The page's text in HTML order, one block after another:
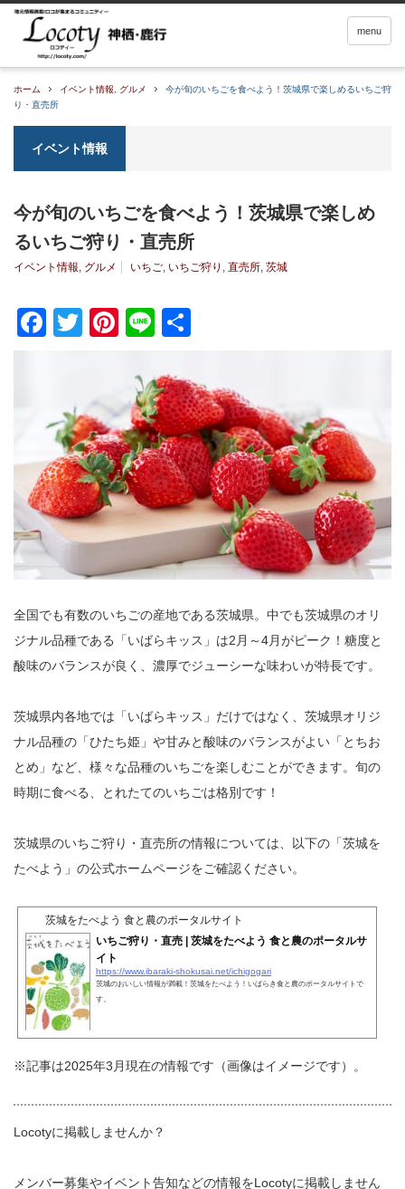
menu
ホーム イベント情報 グルメ
今が旬のいちごを食べよう！茨城県で楽しめるいちご狩
り・直売所
イベント情報
今が旬のいちごを食べよう！茨城県で楽しめ
るいちご狩り・直売所
イベント情報, グルメ いちご, いちご狩り , 直売所, 茨城
Facebook
TwitterPinterest
Line
全国でも有数のいちごの産地である茨城県。中でも茨城県のオリ
ジナル品種である「いばらキッス」は2月～4月がピーク！糖度と
酸味のバランスが良く、濃厚でジューシーな味わいが特長です。
茨城県内各地では「いばらキッス」だけではなく、茨城県オリジ
ナル品種の「ひたち姫」や甘みと酸味のバランスがよい「とちお
とめ」など、様々な品種のいちごを楽しむことができます。旬の
時期に食べる、とれたてのいちごは格別です！
茨城県のいちご狩り・直売所の情報については、以下の「茨城を
たべよう」の公式ホームページをご確認ください。
茨城をたべよう 食と農のポータルサイト
いちご狩り・直売 | 茨城をたべよう 食と農のポータルサ
イト
https://www.ibaraki-shokusai.net/ichigogari
茨城のおいしい情報が満載！茨城をたべよう！いばらき食と農のポータルサイトで
す。
※記事は2025年3月現在の情報です（画像はイメージです）。
Locotyに掲載しませんか？
メンバー募集やイベント告知などの情報をLocotyに掲載しません